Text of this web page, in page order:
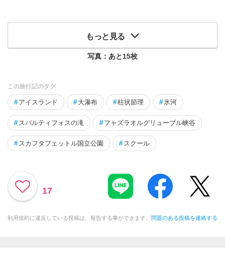
もっと見る
写真：あと15枚
この旅行記のタグ
# アイスランド # 大瀑布 #柱状節理 #氷河
# スバルティフォスの滝 # フャズラオルグリューブル峡谷
# スカフタフェットル国立公園 # スクール
17
利用規約に違反している投稿は、報告する事ができます。 問題のある投稿を連絡する